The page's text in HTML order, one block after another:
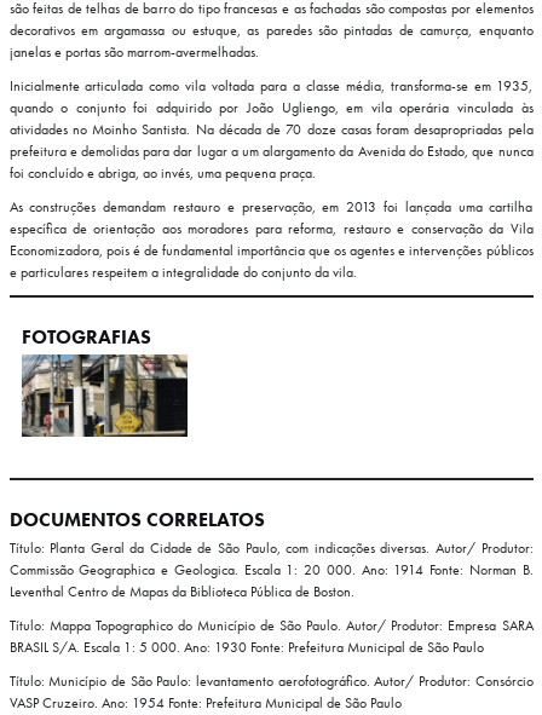
são feitas de telhas de barro do tipo francesas e as fachadas são compostas por elementos
decorativos em argamassa ou estuque, as paredes são pintadas de camurça, enquanto
janelas e portas são marrom-avermelhadas.
Inicialmente articulada como vila voltada para a classe média, transforma-se em 1935,
quando o conjunto foi adquirido por João Ugliengo, em vila operária vinculada às
atividades no Moinho Santista. Na década de 70 doze casas foram desapropriadas pela
prefeitura e demolidas para dar lugar a um alargamento da Avenida do Estado, que nunca
foi concluído e abriga, ao invés, uma pequena praça.
As construções demandam restauro e preservação, em 2013 foi lançada uma cartilha
específica de orientação aos moradores para reforma, restauro e conservação da Vila
Economizadora, pois é de fundamental importância que os agentes e intervenções públicos
e particulares respeitem a integralidade do conjunto da vila.
FOTOGRAFIAS
DOCUMENTOS CORRELATOS
Título: Planta Geral da Cidade de São Paulo, com indicações diversas. Autor/ Produtor:
Commissão Geographica e Geologica. Escala 1: 20 000. Ano: 1914 Fonte: Norman B.
Leventhal Centro de Mapas da Biblioteca Pública de Boston.
Título: Mappa Topographico do Município de São Paulo. Autor/ Produtor: Empresa SARA
BRASIL S/A. Escala 1: 5 000. Ano: 1930Fonte: Prefeitura Municipal de São Paulo
Título: Município de São Paulo: levantamento aerofotográfico. Autor/ Produtor: Consórcio
VASP Cruzeiro. Ano: 1954Fonte: Prefeitura Municipal de São Paulo